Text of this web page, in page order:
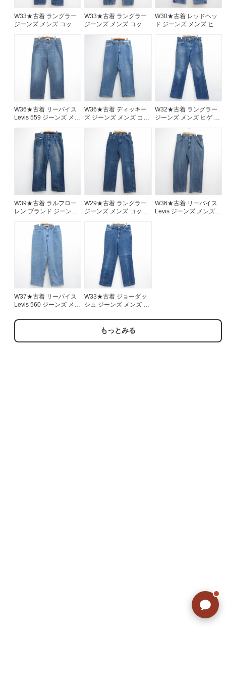
W33★古着 ラングラー
ジーンズ メンズ コット
26aug07
W33★古着 ラングラー
ジーンズ メンズ コット
26aug07
W30★古着 レッドヘッ
ド ジーンズ メンズ ヒゲ
26aug07
W36★古着 リーバイス
Levis 559 ジーンズ メン
26aug07
W36★古着 ディッキー
ズ ジーンズ メンズ コッ
26aug07
W32★古着 ラングラー
ジーンズ メンズ ヒゲ ネ
W39★古着 ラルフロー
レン ブランド ジーンズ
イビー デニム【spe】
26aug07
W29★古着 ラングラー
ジーンズ メンズ コット
26aug07
W36★古着 リーバイス
Levis ジーンズ メンズ
W37★古着 リーバイス
Levis 560 ジーンズ メン
ニム 26aug07
W33★古着 ジョーダッ
シュ ジーンズ メンズ コ
デニム 26aug07
もっとみる